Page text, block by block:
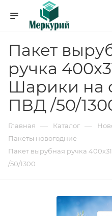
Пакет
ручка
Шарики на
ПВД /50/
Главная — Каталог —
Пакеты новогодние —
Пакет вырубная ручка
/50/1300